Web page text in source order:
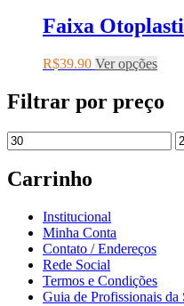
Faixa
R$39.90 Ver opções
Filtrar por preço
Carrinho
Institucional
Minha Conta
Contato / Endereços
Rede Social
Termos e Condições
Guia de Profissionais da